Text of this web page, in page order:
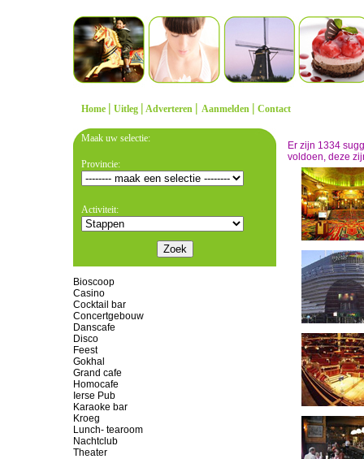
Home | Uitleg | Adverteren | Aanmelden | Contact
Maak uw selectie:
Provincie:
Activiteit:
Bioscoop
Casino
Cocktail bar
Concertgebouw
Danscafe
Disco
Feest
Gokhal
Grand cafe
Homocafe
Ierse Pub
Karaoke bar
Kroeg
Lunch- tearoom
Nachtclub
Theater
Er zijn 1334
voldoen, deze